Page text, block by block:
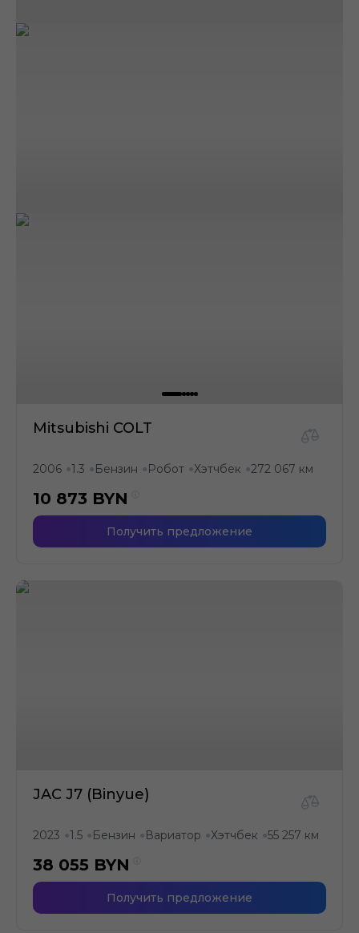
Mitsubishi COLT
2006 ●1.3 ● Бензин ● Робот ●Хэтчбек ●272 067 км
10 873 BYN
Получить предложение
JAC J7 (Binyue)
2023 ●1.5 ● Бензин ● Вариатор ●Хэтчбек ●55 257 км
38 055 BYN
Получить предложение